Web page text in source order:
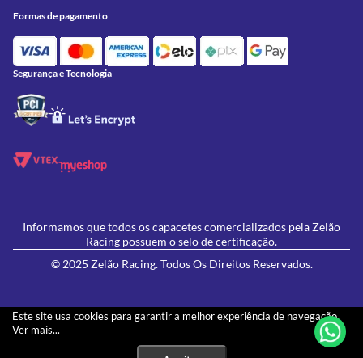
Este site usa cookies para garantir a melhor experiência de navegação.
Ver mais...
Utilidades
Feminino
Lançamentos
Política de Privacidade
Política de Campanhas e promoções
Contato
Oficina/Serviços
Formas de pagamento
Segurança e Tecnologia
Informamos que todos os capacetes comercializados pela Zelão
Racing possuem o selo de certificação.
© 2025 Zelão Racing. Todos Os Direitos Reservados.
Os preços e condições de pagamento apresentados neste site não necessariamente